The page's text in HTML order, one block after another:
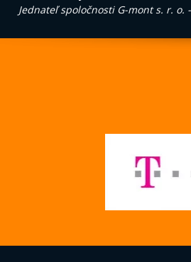
Jednateľ spoločnosti G-mont s. r.